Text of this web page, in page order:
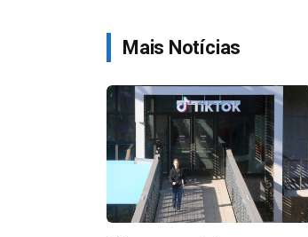
Mais Notícias